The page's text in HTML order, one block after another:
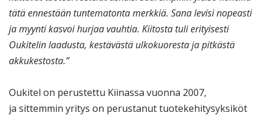
tätä ennestään tuntematonta merkkiä. Sana levisi nopeasti
ja myynti kasvoi hurjaa vauhtia. Kiitosta tuli erityisesti
Oukitelin laadusta, kestävästä ulkokuoresta ja pitkästä
akkukestosta.”
Oukitel on perustettu Kiinassa vuonna 2007,
ja sittemmin yritys on perustanut tuotekehitysyksiköt